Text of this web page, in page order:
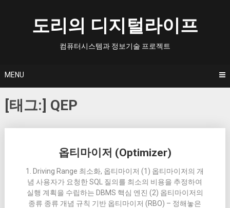
도리의 디지털라이프
컴퓨터시스템과 정보기술 프로젝트
MENU
[태그:] QEP
옵티마이저 (Optimizer)
1. Driving Range 최소화, 옵티마이저 (1) 옵티마이저의 개
념 사용자가 요청한 SQL 질의를 최소의 비용을 추정하여
실행 계획을 수립하는 DBMS 핵심 엔진 (2) 옵티마이저의
종류 종류 개념 규칙 기반 옵티마이저 (RBO) – 정해놓은
navigation